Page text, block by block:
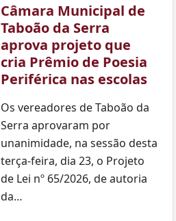
Câmara Municipal de
Taboão da Serra
aprova projeto que
cria Prêmio de Poesia
Periférica nas escolas
Os vereadores de Taboão da
Serra aprovaram por
unanimidade, na sessão desta
terça-feira, dia 23, o Projeto
de Lei nº 65/2026, de autoria
da…